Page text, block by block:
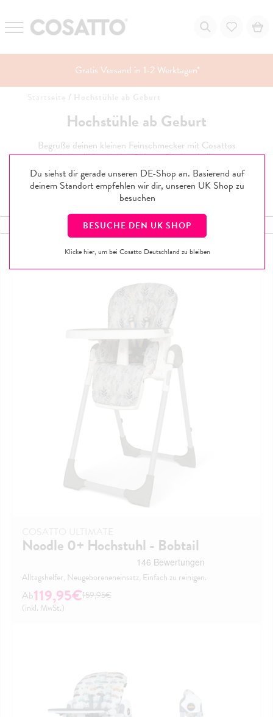
Zum
Gratis Versand in 1-2 Werktagen*
Du siehst dir gerade unseren DE-Shop an. Basierend auf
deinem Standort empfehlen wir dir, unseren UK Shop zu
besuchen
BESUCHE DEN UK SHOP
Klicke hier, um bei Cosatto Deutschland zu bleiben
/
Hochstühle ab Geburt
Begrüße deinen kleinen Feinschmecker mit Cosattos
Hochstühlen ab der Geburt. Die kuschelige
Neugeborenenwippe und das leicht zu reinigende Design
machen die Beikostzeit ab dem ersten Tag zum
Kinderspiel.
FILTERN & SORTIEREN
von2Ergebnissegefunden für Hochstühle ab Geburt
Noodle 0+ Hochstuhl - Bobtail
Alltagshelfer, Neugeboreneneinsatz, Einfach zu reinigen.
119,95€159,95€
(inkl. MwSt.)